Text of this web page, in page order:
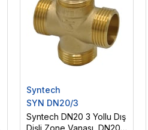
Syntech
SYN DN20/3
Syntech DN20 3 Yollu Dış